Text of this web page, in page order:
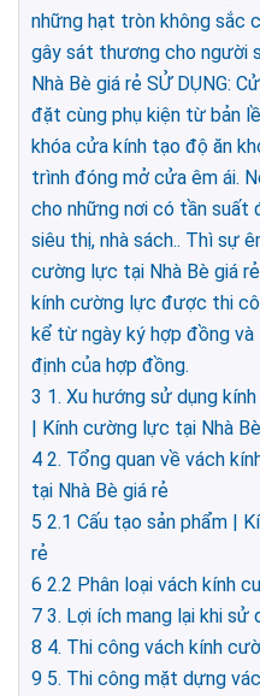
những hạt tròn không sắc
gây sát thương cho người
Nhà Bè giá rẻ SỬ DỤNG:
đặt cùng phụ kiện từ bản
khóa cửa kính tạo độ ăn
trình đóng mở cửa êm ái.
cho những nơi có tần suất
siêu thị, nhà sách.. Thì sự
cường lực tại Nhà Bè giá
kính cường lực được thi
kể từ ngày ký hợp đồng
định của hợp đồng.
3 1. Xu hướng sử dụng
| Kính cường lực tại Nhà
4 2. Tổng quan về vách
tại Nhà Bè giá rẻ
5 2.1 Cấu tạo sản phẩm |
rẻ
6 2.2 Phân loại vách kính
7 3. Lợi ích mang lại khi
8 4. Thi công vách kính
9 5. Thi công mặt dựng